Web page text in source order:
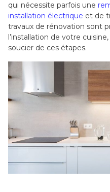
qui nécessite parfois une
installation électrique et de
travaux de rénovation sont
l’installation de votre
soucier de ces étapes.